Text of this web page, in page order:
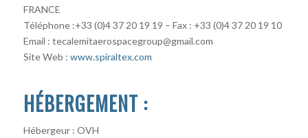
FRANCE
Téléphone :+33 (0)4 37 20 19 19 – Fax : +33 (0)4 37 20 19 10
Email : tecalemitaerospacegroup@gmail.com
Site Web : www.spiraltex.com
HÉBERGEMENT :
Hébergeur : OVH